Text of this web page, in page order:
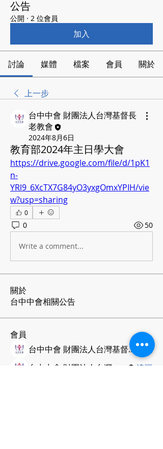
公告
公開 · 2 位會員
加入
討論 媒體 檔案 會員 關於
上一步
台中中會 財團法人台灣基督長
老教會
2024年8月6日
教育部2024年主日學大會
https://drive.google.com/file/d/1pK1
n-
YRl9_6XcTX7G84yO3yxgOmxYPIH/vie
w?usp=sharing
0
0 50
Write a comment...
關於
台中中會相關公告
會員
台中中會 財團法人台灣基督長老教會 追蹤
追蹤